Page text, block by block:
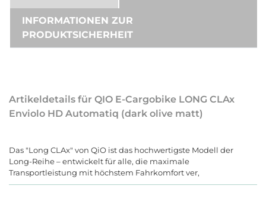
INFORMATIONEN ZUR
PRODUKTSICHERHEIT
Artikeldetails für QIO E-Cargobike LONG CLAx
Enviolo HD Automatiq (dark olive matt)
Das "Long CLAx" von QiO ist das hochwertigste Modell der
Long-Reihe – entwickelt für alle, die maximale
Transportleistung mit höchstem Fahrkomfort ver,